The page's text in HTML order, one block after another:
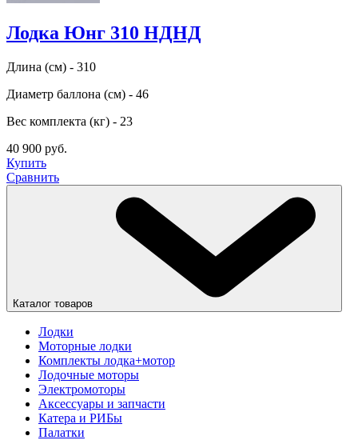
Лодка Юнг 310 НДНД
Длина (см) - 310
Диаметр баллона (см) - 46
Вес комплекта (кг) - 23
40 900 руб.
Купить
Сравнить
Каталог товаров
Лодки
Моторные лодки
Комплекты лодка+мотор
Лодочные моторы
Электромоторы
Аксессуары и запчасти
Катера и РИБы
Палатки